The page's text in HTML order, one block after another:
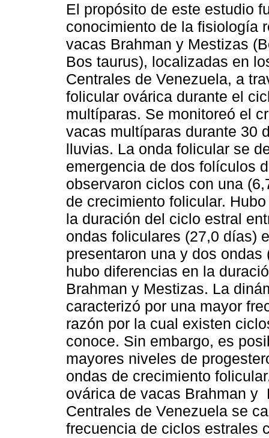
El propósito de este estudio
conocimiento de la fisiología
vacas Brahman y Mestizas
Bos taurus), localizadas en
Centrales de Venezuela, a
folicular ovárica durante el
multíparas. Se monitoreó el
vacas multíparas durante 30
lluvias. La onda folicular se
emergencia de dos folículos
observaron ciclos con una
de crecimiento folicular.
la duración del ciclo estral
ondas foliculares (27,0 días)
presentaron una y dos
hubo diferencias en la
Brahman y Mestizas. La
caracterizó por una mayor
razón por la cual existen
conoce. Sin embargo, es
mayores niveles de
ondas de crecimiento
ovárica de vacas Brahman y
Centrales de Venezuela se
frecuencia de ciclos estrales